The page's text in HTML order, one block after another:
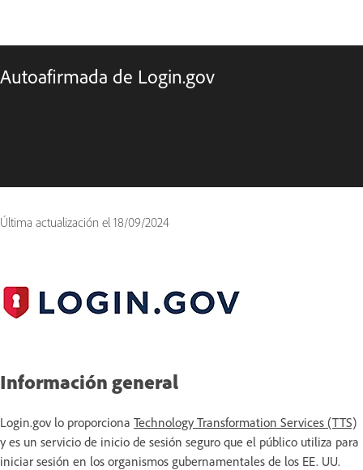
Autoafirmada de Login.gov
Última actualización el 18/09/2024
Información general
Login.gov lo proporciona Technology Transformation Services (TTS)
y es un servicio de inicio de sesión seguro que el público utiliza para
iniciar sesión en los organismos gubernamentales de los EE. UU.